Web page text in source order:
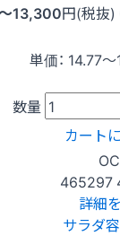
13,300円(税抜)
単価： 14.77
数量
カート
465297
詳細
サラダ